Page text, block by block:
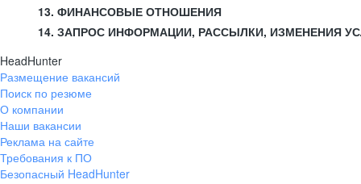
13. ФИНАНСОВЫЕ ОТНОШЕНИЯ
14. ЗАПРОС ИНФОРМАЦИИ, РАССЫЛКИ, ИЗМЕНЕНИЯ
HeadHunter
Размещение вакансий
Поиск по резюме
О компании
Наши вакансии
Реклама на сайте
Требования к ПО
Безопасный HeadHunter